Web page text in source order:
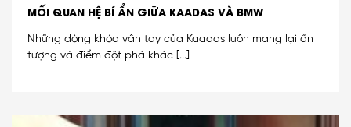
MỐI QUAN HỆ BÍ ẨN GIỮA KAADAS VÀ BMW
Những dòng khóa vân tay của Kaadas luôn mang lại ấn
tượng và điểm đột phá khác [...]